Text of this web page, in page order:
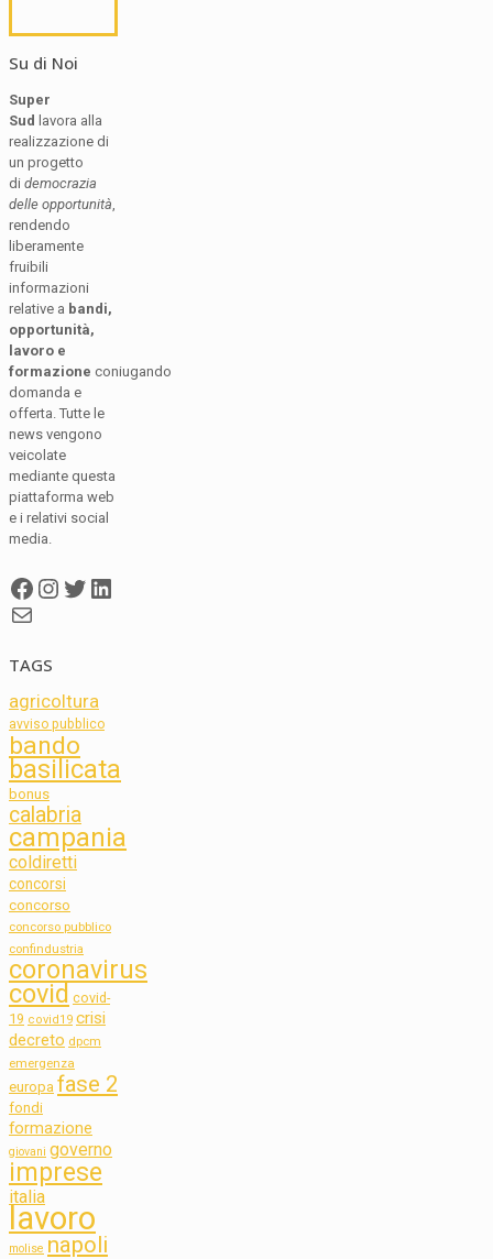
Su di Noi
Super
Sud lavora alla
realizzazione di
un progetto
di democrazia
delle opportunità
rendendo
liberamente
fruibili
informazioni
relative a bandi,
opportunità,
lavoro e
formazione coniugando
domanda e
offerta. Tutte le
news vengono
veicolate
mediante questa
piattaforma web
e i relativi social
media.
Facebook
Instagram
Twitter
LinkedIn
Mail
TAGS
agricoltura
avviso pubblico
bando
basilicata
bonus
calabria
campania
coldiretti
concorsi
concorso
concorso pubblico
confindustria
coronavirus
covid covid-
19 covid19 crisi
decreto dpcm
emergenza
europa fase 2
fondi
formazione
giovani governo
imprese
italia
lavoro
molise napoli